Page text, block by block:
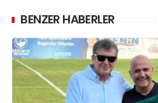
BENZER HABERLER